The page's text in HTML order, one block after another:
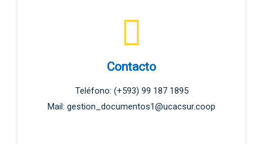
Contacto
Teléfono: (+593) 99 187 1895
Mail: gestion_documentos1@ucacsur.coop